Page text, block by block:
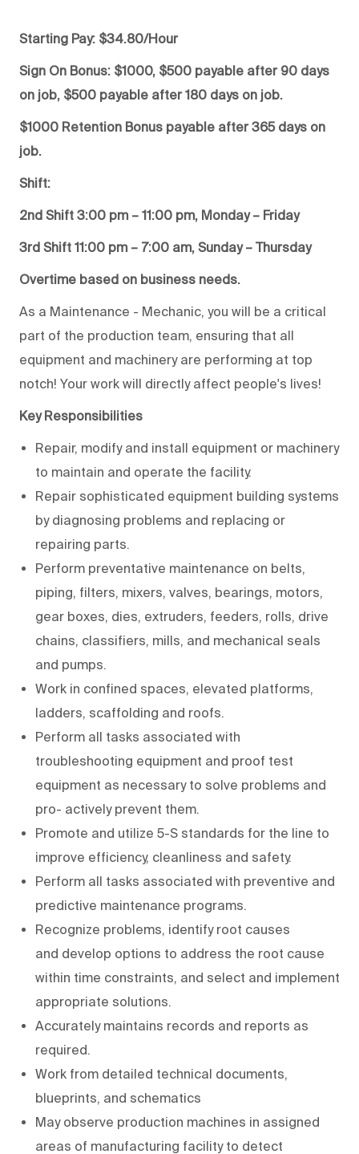
Starting Pay: $34.80/Hour
Sign On Bonus: $1000, $500 payable after 90 days
on job, $500 payable after 180 days on job.
$1000 Retention Bonus payable after 365 days on
job.
Shift:
2nd Shift 3:00 pm – 11:00 pm, Monday – Friday
3rd Shift 11:00 pm – 7:00 am, Sunday – Thursday
Overtime based on business needs.
As a Maintenance - Mechanic, you will be a critical
part of the production team, ensuring that all
equipment and machinery are performing at top
notch! Your work will directly affect people's lives!
Key Responsibilities
Repair, modify and install equipment or machinery
to maintain and operate the facility.
Repair sophisticated equipment building systems
by diagnosing problems and replacing or
repairing parts.
Perform preventative maintenance on belts,
piping, filters, mixers, valves, bearings, motors,
gear boxes, dies, extruders, feeders, rolls, drive
chains, classifiers, mills, and mechanical seals
and pumps.
Work in confined spaces, elevated platforms,
ladders, scaffolding and roofs.
Perform all tasks associated with
troubleshooting equipment and proof test
equipment as necessary to solve problems and
pro- actively prevent them.
Promote and utilize 5-S standards for the line to
improve efficiency, cleanliness and safety.
Perform all tasks associated with preventive and
predictive maintenance programs.
Recognize problems, identify root causes
and develop options to address the root cause
within time constraints, and select and implement
appropriate solutions.
Accurately maintains records and reports as
required.
Work from detailed technical documents,
blueprints, and schematics
May observe production machines in assigned
areas of manufacturing facility to detect